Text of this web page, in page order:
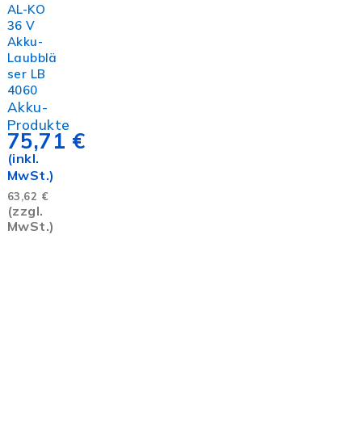
AL-KO
36 V
Akku-
Laubblä
ser LB
4060
Akku-
Produkte
75,71 €
(inkl.
MwSt.)
63,62 €
(zzgl.
MwSt.)